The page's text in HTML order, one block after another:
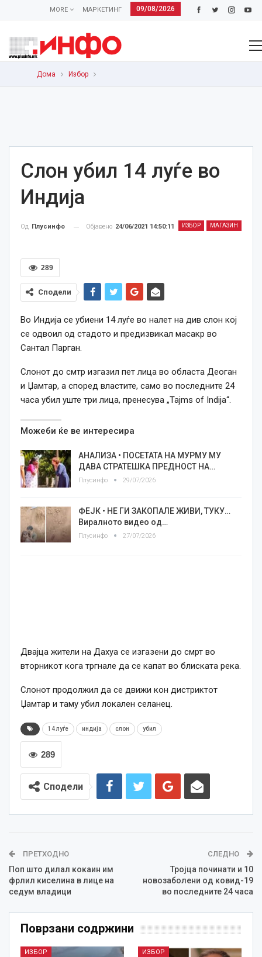
09/08/2026
МАРКЕТИНГ
MORE
Дома Избор
Слон убил 14 луѓе во
Индија
ИЗБОР МАГАЗИН
Од Плусинфо Објавено 24/06/2021 14:50:11
289
Сподели
Во Индија се убиени 14 луѓе во налет на див слон кој
се одвоил од стадото и предизвикал масакр во
Сантал Парган.
Слонот до смтр изгазил пет лица во областа Деоган
и Џамтар, а според властите, само во последните 24
часа убил уште три лица, пренесува „Tajms of Indija“.
Можеби ќе ве интересира
АНАЛИЗА • ПОСЕТАТА НА МУРМУ МУ
ДАВА СТРАТЕШКА ПРЕДНОСТ НА…
Плусинфо 29/07/2026
ФЕЈК • НЕ ГИ ЗАКОПАЛЕ ЖИВИ, ТУКУ…
Виралното видео од…
Плусинфо 27/07/2026
Двајца жители на Дахуа се изгазени до смрт во
вторникот кога тргнале да се капат во блиската река.
Слонот продолжил да се движи кон дистриктот
Џамтар и таму убил локален селанец.
14 луѓе индија слон убил
289
Сподели
ПРЕТХОДНО
Поп што дилал кокаин им
фрлил киселина в лице на
седум владици
СЛЕДНО
Тројца починати и 10
новозаболени од ковид-19
во последните 24 часа
Поврзани содржини
ИЗБОР ИЗБОР